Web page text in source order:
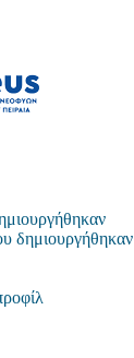
δημιουργήθηκαν